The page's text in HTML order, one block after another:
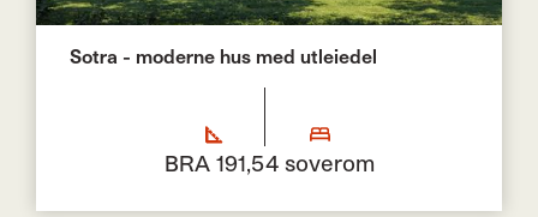
Sotra - moderne hus med utleiedel
BRA 191,54 soverom